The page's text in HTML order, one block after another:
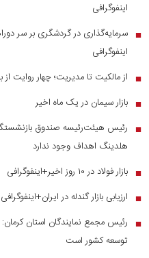
اینفوگرافی
■ سرمایه‌گذاری در گردشگری بر سر
اینفوگرافی
■ از مالکیت تا مدیریت؛ چهار روایت از
■ بازار سیمان در یک ماه اخیر
■
رئیس هیئت‌رئیسه صندوق
هلدینگ اهداف وجود ندارد
■ بازار فولاد در ۱۰ روز اخیر+اینفوگرافی
■ ارزیابی بازار گندله در ایران+اینفوگرافی
■
رئیس مجمع نمایندگان استان
توسعه کشور است